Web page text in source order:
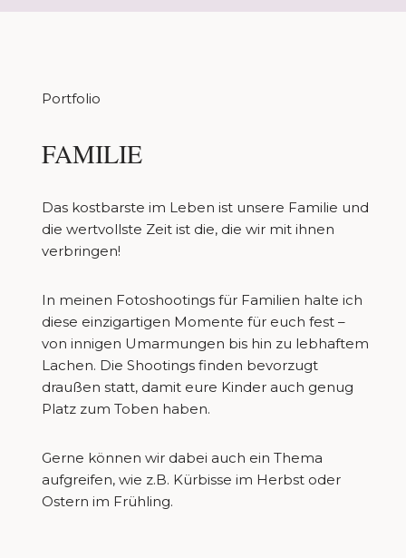
Portfolio
FAMILIE
Das kostbarste im Leben ist unsere Familie und
die wertvollste Zeit ist die, die wir mit ihnen
verbringen!
In meinen Fotoshootings für Familien halte ich
diese einzigartigen Momente für euch fest –
von innigen Umarmungen bis hin zu lebhaftem
Lachen. Die Shootings finden bevorzugt
draußen statt, damit eure Kinder auch genug
Platz zum Toben haben.
Gerne können wir dabei auch ein Thema
aufgreifen, wie z.B. Kürbisse im Herbst oder
Ostern im Frühling.